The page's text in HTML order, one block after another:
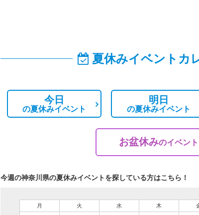
夏休みイベントカ
今日
の夏休みイベント
明日
の夏休みイベント
お盆休みのイベント
今週の神奈川県の夏休みイベントを探している方はこちら！
月 火 水 木